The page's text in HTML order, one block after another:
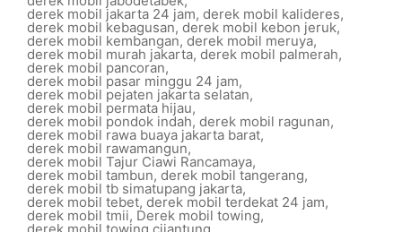
derek mobil jakarta 24 jam, derek mobil kalideres,
derek mobil kebagusan, derek mobil kebon jeruk,
derek mobil kembangan, derek mobil meruya,
derek mobil murah jakarta, derek mobil palmerah,
derek mobil pancoran,
derek mobil pasar minggu 24 jam,
derek mobil pejaten jakarta selatan,
derek mobil permata hijau,
derek mobil pondok indah, derek mobil ragunan,
derek mobil rawa buaya jakarta barat,
derek mobil rawamangun,
derek mobil Tajur Ciawi Rancamaya,
derek mobil tambun, derek mobil tangerang,
derek mobil tb simatupang jakarta,
derek mobil tebet, derek mobil terdekat 24 jam,
derek mobil tmii, Derek mobil towing,